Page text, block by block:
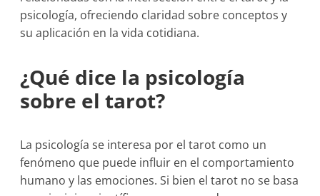
psicología, ofreciendo claridad sobre conceptos y
su aplicación en la vida cotidiana.
¿Qué dice la psicología
sobre el tarot?
La psicología se interesa por el tarot como un
fenómeno que puede influir en el comportamiento
humano y las emociones. Si bien el tarot no se basa